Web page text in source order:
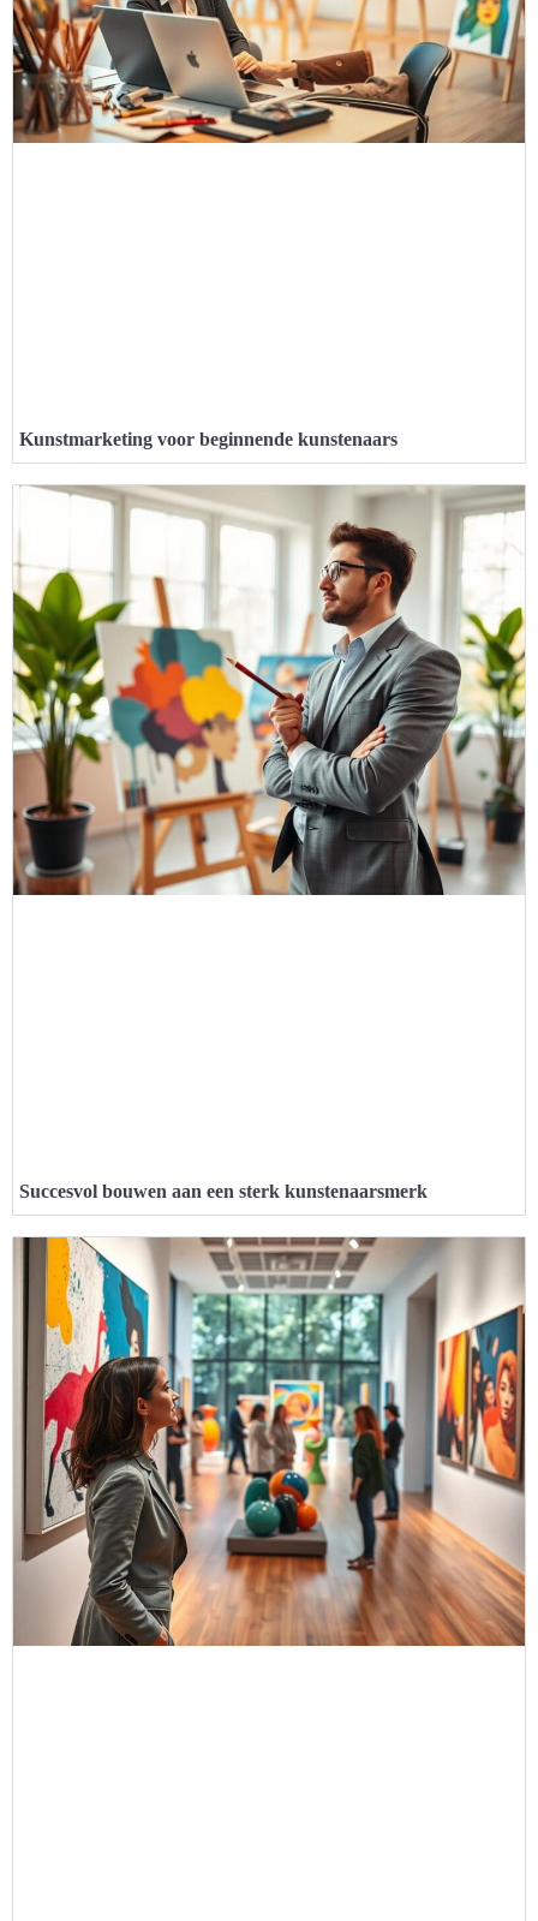
Kunstmarketing voor beginnende kunstenaars
Succesvol bouwen aan een sterk kunstenaarsmerk